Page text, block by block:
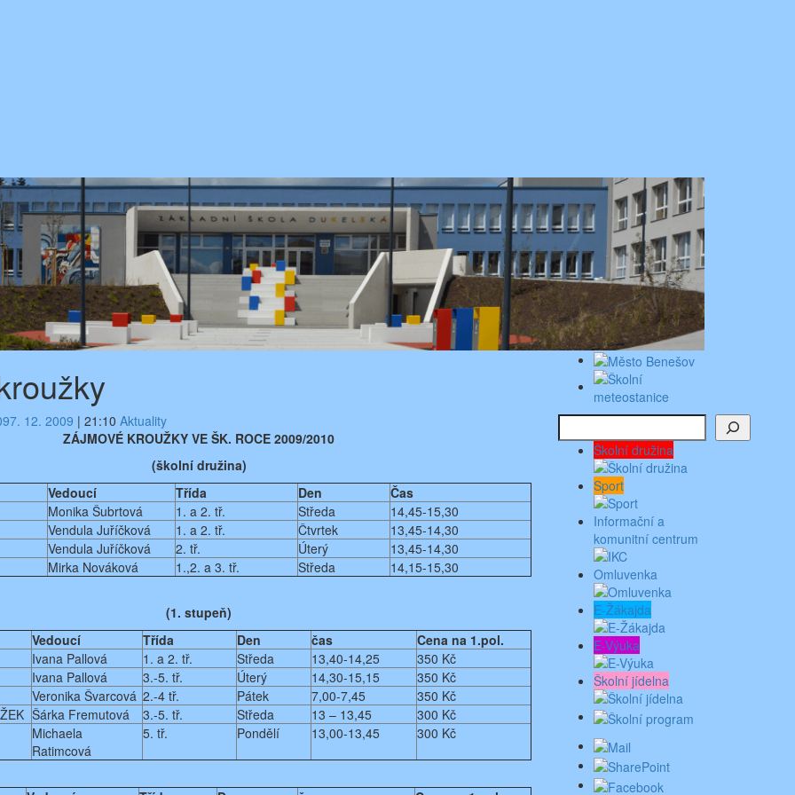
7. 12. 2009 | 21:10 Aktuality
ZÁJMOVÉ KROUŽKY VE ŠK. ROCE 2009/2010
(školní družina)
Vedoucí Třída Den
Čas
Monika Šubrtová 1. a 2. tř. Středa
14,45-15,30
Vendula Juříčková 1. a 2. tř. Čtvrtek
13,45-14,30
Vendula Juříčková 2. tř. Úterý
13,45-14,30
Mirka Nováková 1.,2. a 3. tř. Středa 14,15-15,30
(1. stupeň)
Vedoucí Třída Den čas
Cena na 1.pol.
Ivana Pallová 1. a 2. tř. Středa 13,40-14,25
350 Kč
Ivana Pallová 3.-5. tř. Úterý 14,30-15,15
350 Kč
Veronika Švarcová 2.-4 tř. Pátek 7,00-7,45
350 Kč
Šárka Fremutová 3.-5. tř. Středa 13 – 13,45
300 Kč
Michaela
Ratimcová
5. tř. Pondělí 13,00-13,45 300 Kč
Školní družina
Sport
Informační a
komunitní centrum
Omluvenka
E-Žákajda
E-Výuka
Školní jídelna